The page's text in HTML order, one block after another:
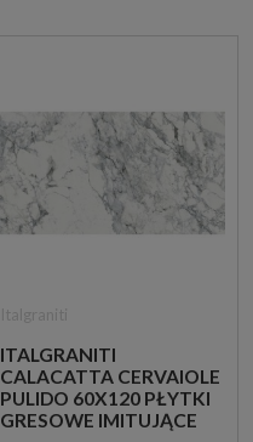
ITALGRANITI
CALACATTA CERVAIOLE
PULIDO 60X120 PŁYTKI
GRESOWE IMITUJĄCE